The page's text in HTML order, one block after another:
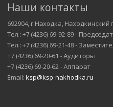
Наши контакты
692904, г.Находка, Находкинский
Тел.: +7 (4236) 69-92-89 -
Тел.: +7 (4236) 69-21-48 -
+7 (4236) 69-20-61 - Аудиторы
+7 (4236) 69-20-62 - Аппарат
Email: ksp@ksp-nakhodka.ru